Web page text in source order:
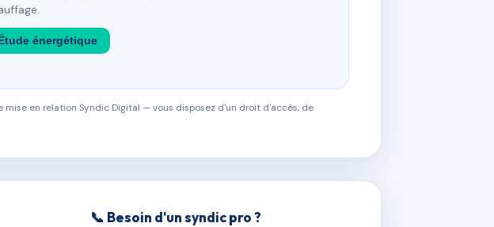
Étude énergétique
en relation Syndic Digital — vous disposez d'un droit d'accès, de
📞 Besoin d'un syndic pro ?